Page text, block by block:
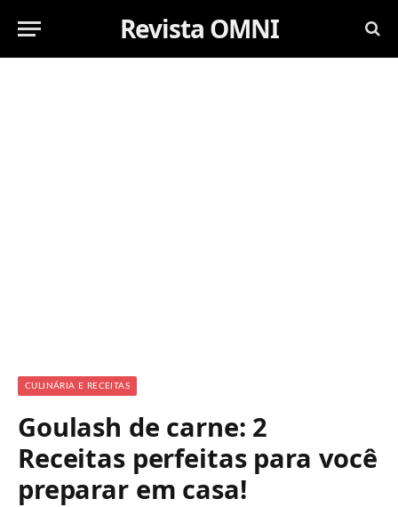
Revista OMNI
CULINÁRIA E RECEITAS
Goulash de carne: 2
Receitas perfeitas para você
preparar em casa!